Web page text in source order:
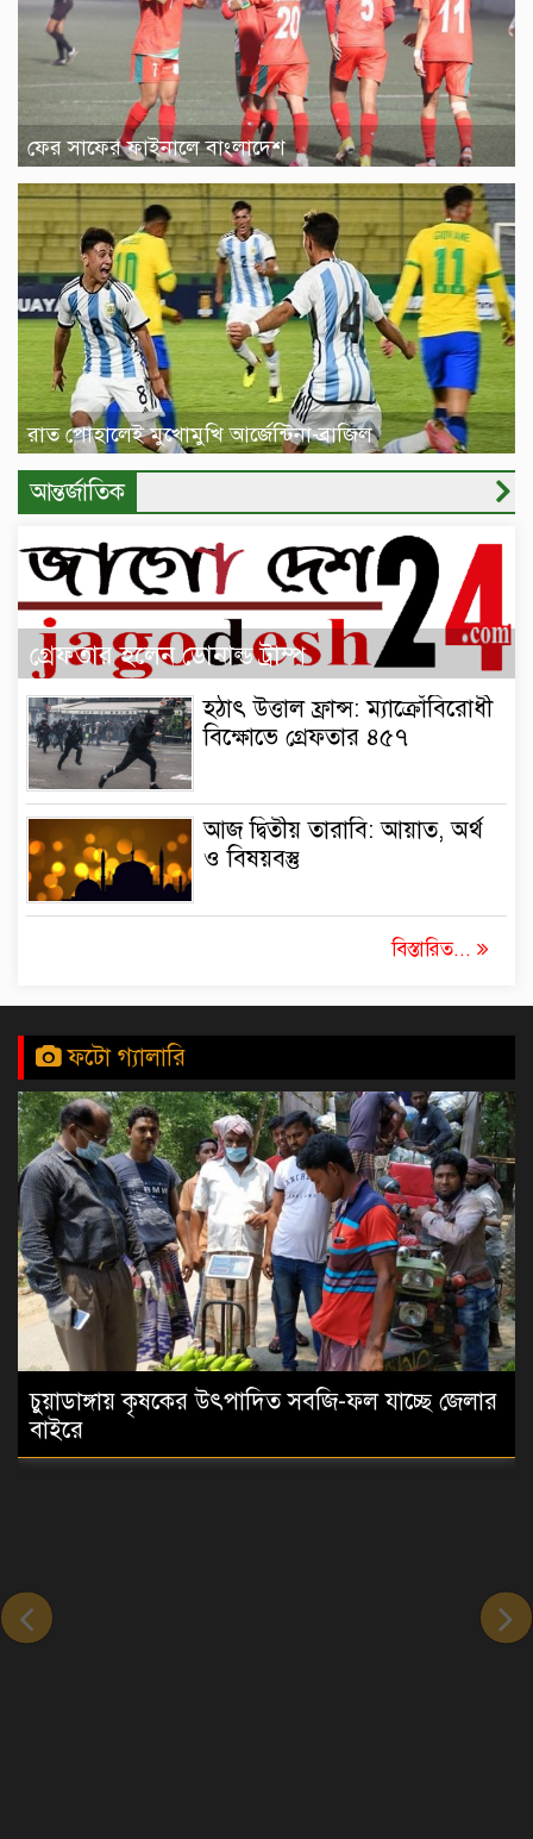
ফের সাফের ফাইনালে বাংলাদেশ
রাত পোহালেই মুখোমুখি আর্জেন্টিনা-ব্রাজিল
আন্তর্জাতিক
গ্রেফতার হলেন ডোনাল্ড ট্রাম্প
হঠাৎ উত্তাল ফ্রান্স: ম্যাক্রোঁবিরোধী
বিক্ষোভে গ্রেফতার ৪৫৭
আজ দ্বিতীয় তারাবি: আয়াত, অর্থ
ও বিষয়বস্তু
বিস্তারিত...
ফটো গ্যালারি
চুয়াডাঙ্গায় কৃষকের উৎপাদিত সবজি-ফল যাচ্ছে জেলার
বাইরে